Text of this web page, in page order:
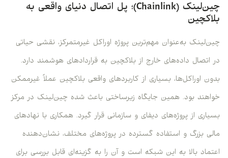
چین‌لینک (Chainlink)؛ پل اتصال دنیای واقعی به
بلاکچین
چین‌لینک به‌عنوان مهم‌ترین پروژه اوراکل غیرمتمرکز، نقشی حیاتی
در اتصال داده‌های خارج از بلاکچین به قراردادهای هوشمند دارد.
بدون اوراکل‌ها، بسیاری از کاربردهای واقعی بلاکچین عملاً غیرممکن
خواهند بود. همین جایگاه زیرساختی باعث شده چین‌لینک در مرکز
بسیاری از پروژه‌های دیفای و سازمانی قرار گیرد. همکاری با نهادهای
مالی بزرگ و استفاده گسترده در پروژه‌های مختلف، نشان‌دهنده
اعتماد بالا به این شبکه است و آن را به گزینه‌ای قابل بررسی برای